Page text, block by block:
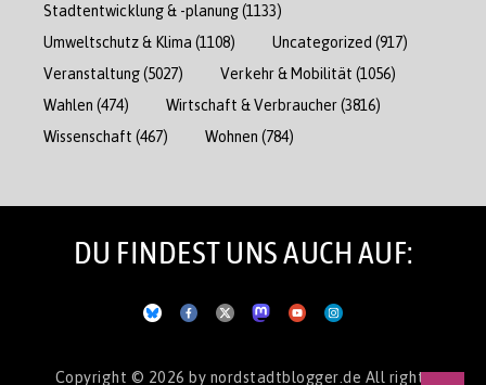
Stadtentwicklung & -planung(1133)
Umweltschutz & Klima (1108) Uncategorized (917)
Veranstaltung(5027) Verkehr & Mobilität (1056)
Wahlen (474) Wirtschaft & Verbraucher(3816)
Wissenschaft (467) Wohnen (784)
DU FINDEST UNS AUCH AUF:
Copyright © 2026 by nordstadtblogger.de All rights